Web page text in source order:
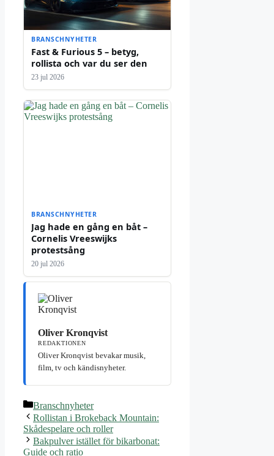
BRANSCHNYHETER
Fast & Furious 5 – betyg,
rollista och var du ser den
23 jul 2026
BRANSCHNYHETER
Jag hade en gång en båt –
Cornelis Vreeswijks
protestsång
20 jul 2026
Oliver Kronqvist
REDAKTIONEN
Oliver Kronqvist bevakar musik,
film, tv och kändisnyheter.
Kategorier
Branschnyheter
Rollistan i Brokeback Mountain:
Skådespelare och roller
Bakpulver istället för bikarbonat:
Guide och ratio